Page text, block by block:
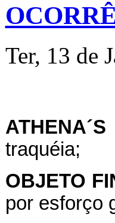
Ter, 13 de
traquéia;
OBJETO
por esforço